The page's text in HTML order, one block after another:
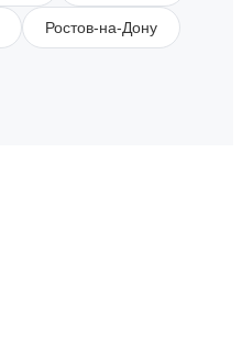
Ростов-на-Дону